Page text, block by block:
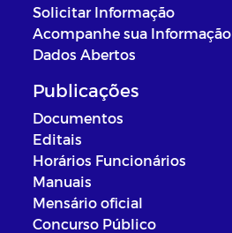
Solicitar Informação
Acompanhe sua Informação
Dados Abertos
Publicações
Documentos
Editais
Horários Funcionários
Manuais
Mensário oficial
Concurso Público